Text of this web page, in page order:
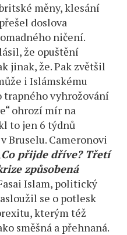
měny, klesání
doslova
ničení.
že opuštění
jinak, že. Pak zvětšil
i Islámskému
trapného vyhrožování
ohrozí mír na
to jen 6 týdnů
Bruselu. Cameronovi
Co přijde dříve? Třetí
způsobená
Islam, politický
se o potlesk
kterým též
směšná a přehnaná.